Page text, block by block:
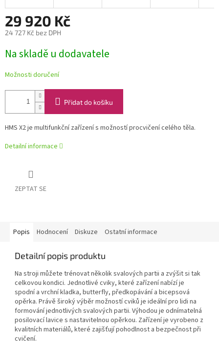
29 920 Kč
24 727 Kč bez DPH
cena:
Na skladě u dodavatele
Možnosti doručení
Přidat do košíku
HMS X2 je multifunkční zařízení s možností procvičení celého těla.
Detailní informace
ZEPTAT SE
Popis Hodnocení Diskuze Ostatní informace
Detailní popis produktu
Na stroji můžete trénovat několik svalových partii a zvýšit si tak
celkovou kondici. Jednotlivé cviky, které zařízení nabízí je
spodní a vrchní kladka, butterfly, předkopávání a bicepsová
opěrka. Právě široký výběr možností cviků je ideální pro lidi na
formování jednotlivých svalových partii. Výhodou je odnímatelná
posilovací lavice s nastavitelnou opěrkou. Zařízení je vyrobeno z
kvalitních materiálů, které zajišťují pohodlnost a bezpečnost při
cvičení.